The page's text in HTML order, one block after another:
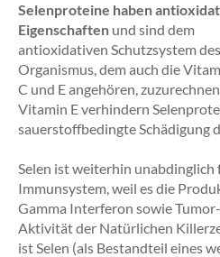
Selenproteine haben
Eigenschaften und sind dem
antioxidativen Schutzsystem des
Organismus, dem auch die
C und E angehören,
Vitamin E verhindern
sauerstoffbedingte Schädigung
Selen ist weiterhin
Immunsystem, weil es die
Gamma Interferon sowie
Aktivität der Natürlichen
ist Selen (als Bestandteil eines